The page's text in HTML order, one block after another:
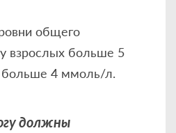
общего
взрослых больше 5
4 ммоль/л.
должны